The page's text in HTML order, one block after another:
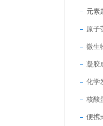
元素
原子
微生
凝胶
化学
核酸
便携